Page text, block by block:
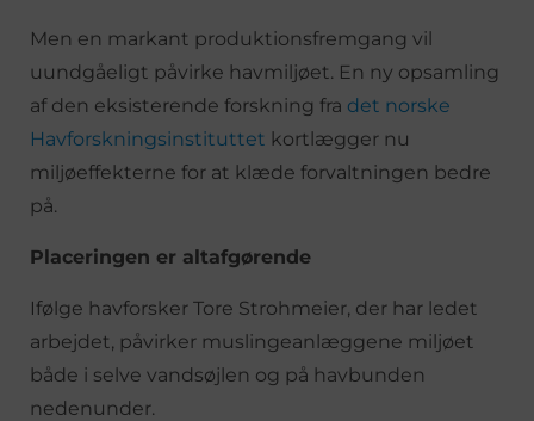
Men en markant produktionsfremgang vil
uundgåeligt påvirke havmiljøet. En ny opsamling
af den eksisterende forskning fra det norske
Havforskningsinstituttet kortlægger nu
miljøeffekterne for at klæde forvaltningen bedre
på.
Placeringen er altafgørende
Ifølge havforsker Tore Strohmeier, der har ledet
arbejdet, påvirker muslingeanlæggene miljøet
både i selve vandsøjlen og på havbunden
nedenunder.